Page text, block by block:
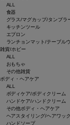
ALL
食器
グラス/マグカップ/タンブラ
キッチンツール
エプロン
ランチョンマット/テーブル
雑貨/ホビー
ALL
おもちゃ
その他雑貨
ボディ・ヘアケア
ALL
ボディケア/ボディクリーム
ハンドケア/ハンドクリーム
その他ボディ・ヘアケア
ヘアスタイリング/ヘアワッ
ハンドソープ